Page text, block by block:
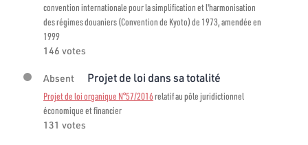
convention internationale pour la simplification et l'harmonisation
des régimes douaniers (Convention de Kyoto) de 1973, amendée en
1999
146 votes
Absent Projet de loi dans sa totalité
Projet de loi organique N°57/2016relatif au pôle juridictionnel
économique et financier
131 votes